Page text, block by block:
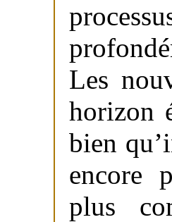
Les
horizon
bien
encore
plus